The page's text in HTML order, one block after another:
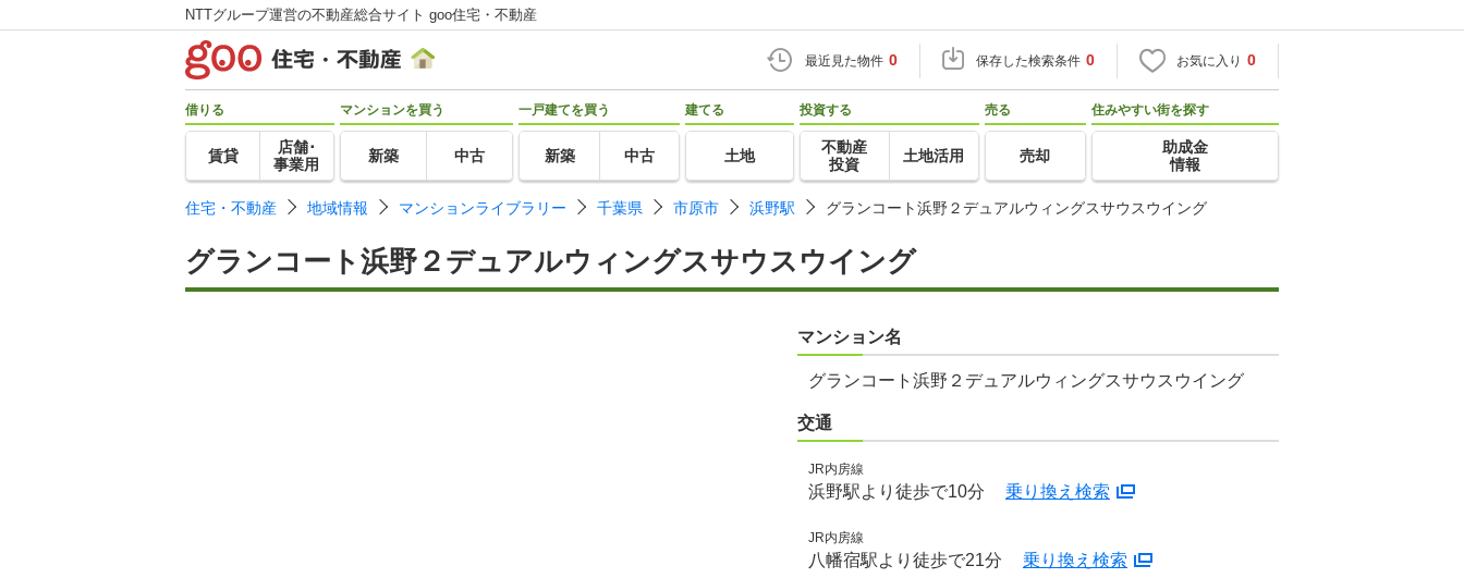
NTTグループ運営の不動産総合サイト goo住宅・不動産
最近見た物件 0 保存した検索条件 0 お気に入り 0
借りる
賃貸
店舗･
事業用
マンションを買う
新築 中古
一戸建てを買う
新築 中古
建てる
土地
投資する
不動産
投資
土地活用
売る
売却
住みやすい街を探す
助成金
情報
住宅・不動産 地域情報 マンションライブラリー 千葉県 市原市 浜野駅 グランコート浜野２デュアルウィングスサウスウイング
グランコート浜野２デュアルウィングスサウスウイング
マンション名
グランコート浜野２デュアルウィングスサウスウイング
交通
JR内房線
浜野駅より徒歩で10分 乗り換え検索
JR内房線
八幡宿駅より徒歩で21分 乗り換え検索